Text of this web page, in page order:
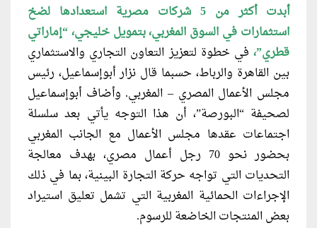
أبدت أكثر من 5 شركات مصرية استعدادها لضخ
استثمارات في السوق المغربي، بتمويل خليجي، “إماراتي
قطري”، في خطوة لتعزيز التعاون التجاري والاستثماري
بين القاهرة والرباط، حسبما قال نزار أبوإسماعيل، رئيس
مجلس الأعمال المصري – المغربي. وأضاف أبوإسماعيل
لصحيفة “البورصة”، أن هذا التوجه يأتي بعد سلسلة
اجتماعات عقدها مجلس الأعمال مع الجانب المغربي
بحضور نحو 70 رجل أعمال مصري، بهدف معالجة
التحديات التي تواجه حركة التجارة البينية، بما في ذلك
الإجراءات الحمائية المغربية التي تشمل تعليق استيراد
بعض المنتجات الخاضعة للرسوم.